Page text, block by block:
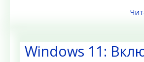
Windows 11: